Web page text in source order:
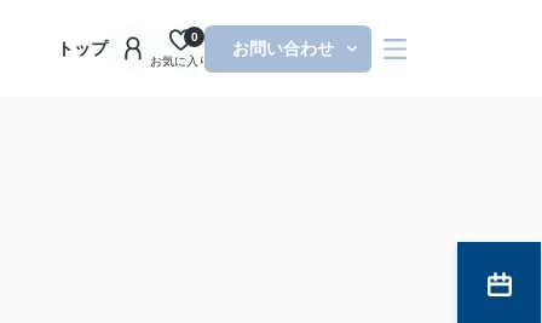
トップ
お気に入り
0
お問い合わせ